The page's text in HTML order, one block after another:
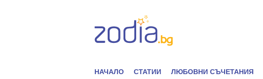
НАЧАЛО СТАТИИ ЛЮБОВНИ СЪЧЕТАНИЯ